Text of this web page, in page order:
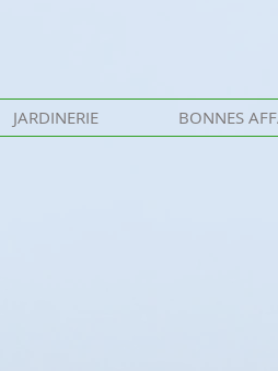
JARDINERIE BONNES